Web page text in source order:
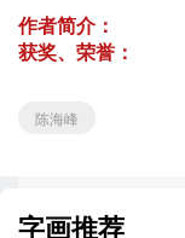
作者简介：
获奖、荣誉：
陈海峰
字画推荐